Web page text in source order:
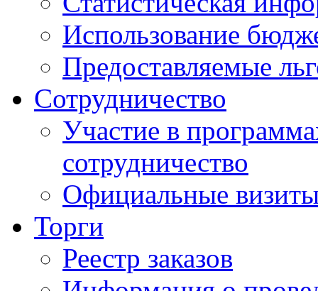
Использование
Предоставляемые
Сотрудничество
Участие в
сотрудничество
Официальные
Торги
Реестр заказов